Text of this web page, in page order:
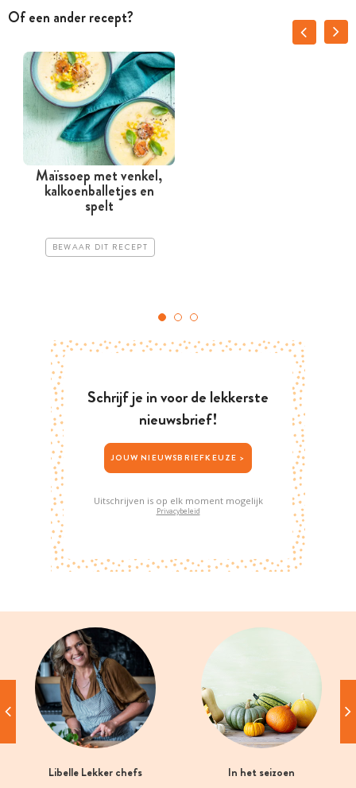
Of een ander recept?
Maïssoep met venkel,
kalkoenballetjes en
spelt
BEWAAR DIT RECEPT
Schrijf je in voor de lekkerste
nieuwsbrief!
JOUW NIEUWSBRIEFKEUZE >
Uitschrijven is op elk moment mogelijk
Privacybeleid
Libelle Lekker chefs In het seizoen